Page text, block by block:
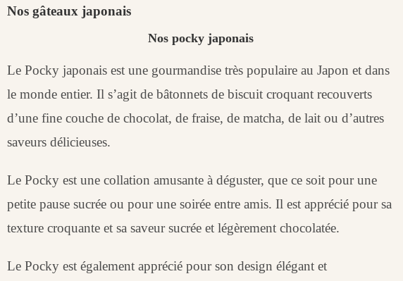
Nos gâteaux japonais
Nos pocky japonais
Le Pocky japonais est une gourmandise très populaire au Japon et dans
le monde entier. Il s’agit de bâtonnets de biscuit croquant recouverts
d’une fine couche de chocolat, de fraise, de matcha, de lait ou d’autres
saveurs délicieuses.
Le Pocky est une collation amusante à déguster, que ce soit pour une
petite pause sucrée ou pour une soirée entre amis. Il est apprécié pour sa
texture croquante et sa saveur sucrée et légèrement chocolatée.
Le Pocky est également apprécié pour son design élégant et